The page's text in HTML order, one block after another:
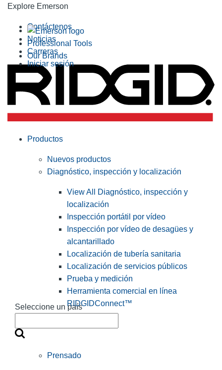
Explore Emerson
Professional Tools
Our Brands
Contáctenos
Noticias
Carreras
Iniciar sesión
Seleccione un país
Productos
Nuevos productos
Diagnóstico, inspección y localización
View All Diagnóstico, inspección y
localización
Inspección portátil por vídeo
Inspección por vídeo de desagües y
alcantarillado
Localización de tubería sanitaria
Localización de servicios públicos
Prueba y medición
Herramienta comercial en línea
RIDGIDConnect™
Prensado